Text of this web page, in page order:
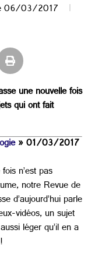
06/03/2017
une nouvelle fois
qui ont fait
» 01/03/2017
n’est pas
notre Revue de
d’aujourd’hui parle
vidéos, un sujet
léger qu’il en a